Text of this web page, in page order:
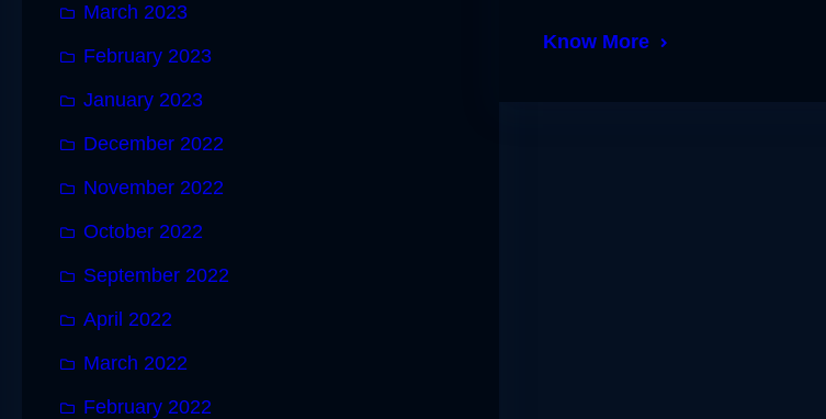
March 2023
February 2023
January 2023
December 2022
November 2022
October 2022
September 2022
April 2022
March 2022
February 2022
Know More